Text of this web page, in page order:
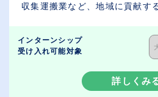
収集運搬業など、地域に貢献す
インターンシップ
受け入れ可能対象
詳しくみ